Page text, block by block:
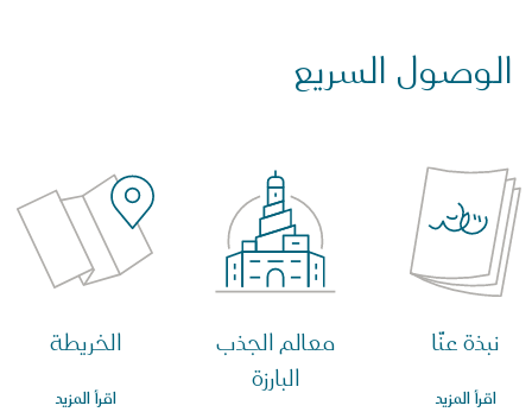
الوصول السريع
نبذة عنّا
اقرأ المزيد
معالم الجذب
البارزة
الخريطة
اقرأ المزيد